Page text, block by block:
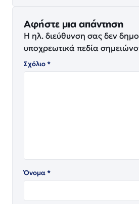
Αφήστε μια απάντηση
Η ηλ. διεύθυνση σας δεν
υποχρεωτικά πεδία
Σχόλιο*
Όνομα*